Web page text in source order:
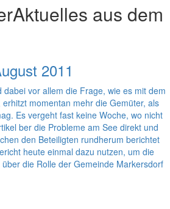
Aktuelles aus dem
2011
dabei vor allem die Frage, wie es mit dem
momentan mehr die Gemüter, als
Es vergeht fast keine Woche, wo nicht
ber die Probleme am See direkt und
den Beteiligten rundherum berichtet
heute einmal dazu nutzen, um die
die Rolle der Gemeinde Markersdorf